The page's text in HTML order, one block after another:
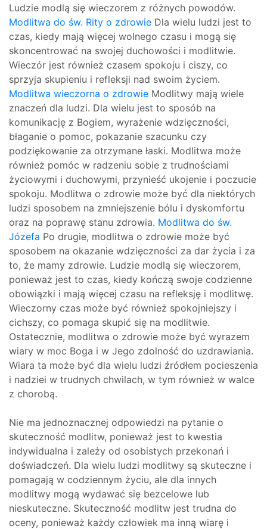
Ludzie modlą się wieczorem z różnych powodów.
Modlitwa do św. Rity o zdrowie Dla wielu ludzi jest to
czas, kiedy mają więcej wolnego czasu i mogą się
skoncentrować na swojej duchowości i modlitwie.
Wieczór jest również czasem spokoju i ciszy, co
sprzyja skupieniu i refleksji nad swoim życiem.
Modlitwa wieczorna o zdrowie Modlitwy mają wiele
znaczeń dla ludzi. Dla wielu jest to sposób na
komunikację z Bogiem, wyrażenie wdzięczności,
błaganie o pomoc, pokazanie szacunku czy
podziękowanie za otrzymane łaski. Modlitwa może
również pomóc w radzeniu sobie z trudnościami
życiowymi i duchowymi, przynieść ukojenie i poczucie
spokoju. Modlitwa o zdrowie może być dla niektórych
ludzi sposobem na zmniejszenie bólu i dyskomfortu
oraz na poprawę stanu zdrowia. Modlitwa do św.
Józefa Po drugie, modlitwa o zdrowie może być
sposobem na okazanie wdzięczności za dar życia i za
to, że mamy zdrowie. Ludzie modlą się wieczorem,
ponieważ jest to czas, kiedy kończą swoje codzienne
obowiązki i mają więcej czasu na refleksję i modlitwę.
Wieczorny czas może być również spokojniejszy i
cichszy, co pomaga skupić się na modlitwie.
Ostatecznie, modlitwa o zdrowie może być wyrazem
wiary w moc Boga i w Jego zdolność do uzdrawiania.
Wiara ta może być dla wielu ludzi źródłem pocieszenia
i nadziei w trudnych chwilach, w tym również w walce
z chorobą.
Nie ma jednoznacznej odpowiedzi na pytanie o
skuteczność modlitw, ponieważ jest to kwestia
indywidualna i zależy od osobistych przekonań i
doświadczeń. Dla wielu ludzi modlitwy są skuteczne i
pomagają w codziennym życiu, ale dla innych
modlitwy mogą wydawać się bezcelowe lub
nieskuteczne. Skuteczność modlitw jest trudna do
oceny, ponieważ każdy człowiek ma inną wiarę i